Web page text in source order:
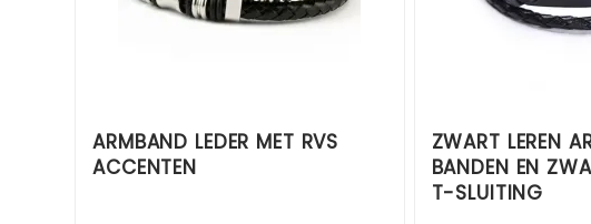
ARMBAND LEDER MET RVS
ACCENTEN
ZWART LEREN
BANDEN EN
T-SLUITING